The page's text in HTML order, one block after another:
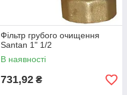
Фільтр грубого очищення
Santan 1" 1/2
В наявності
731,92 ₴